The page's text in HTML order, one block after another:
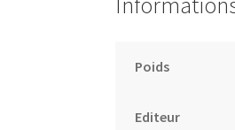
Poids
Editeur